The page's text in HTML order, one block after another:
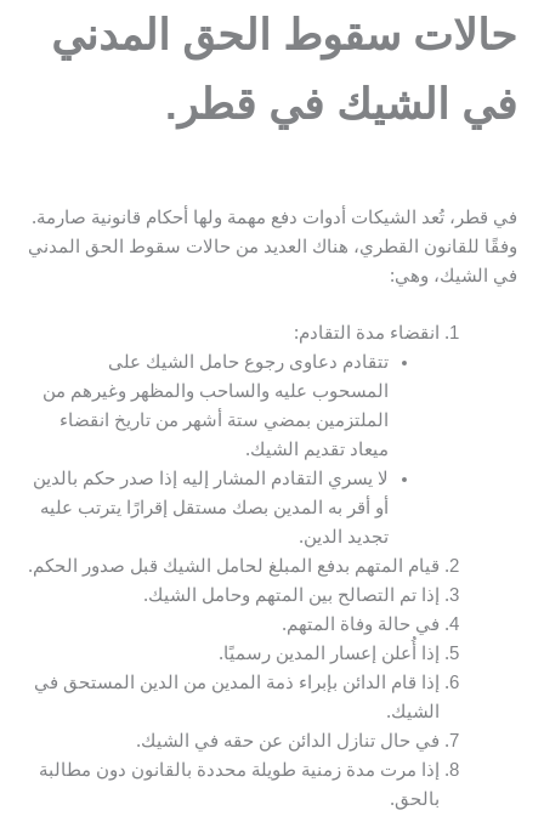
حالات سقوط الحق المدني
في الشيك في قطر.
في قطر، تُعد الشيكات أدوات دفع مهمة ولها أحكام قانونية صارمة.
وفقًا للقانون القطري، هناك العديد من حالات سقوط الحق المدني
في الشيك، وهي:
انقضاء مدة التقادم:
تتقادم دعاوى رجوع حامل الشيك على
المسحوب عليه والساحب والمظهر وغيرهم من
الملتزمين بمضي ستة أشهر من تاريخ انقضاء
ميعاد تقديم الشيك.
لا يسري التقادم المشار إليه إذا صدر حكم بالدين
أو أقر به المدين بصك مستقل إقرارًا يترتب عليه
تجديد الدين.
قيام المتهم بدفع المبلغ لحامل الشيك قبل صدور الحكم.
إذا تم التصالح بين المتهم وحامل الشيك.
في حالة وفاة المتهم.
إذا أُعلن إعسار المدين رسميًا.
إذا قام الدائن بإبراء ذمة المدين من الدين المستحق في
الشيك.
في حال تنازل الدائن عن حقه في الشيك.
إذا مرت مدة زمنية طويلة محددة بالقانون دون مطالبة
بالحق.